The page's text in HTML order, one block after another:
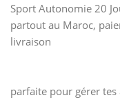
Sport Autonomie 20
partout au Maroc,
livraison
parfaite pour gérer